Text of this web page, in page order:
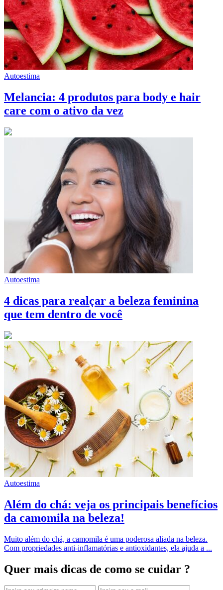
Autoestima
Melancia: 4 produtos para body e hair
care com o ativo da vez
Autoestima
4 dicas para realçar a beleza feminina
que tem dentro de você
Autoestima
Além do chá: veja os principais benefícios
da camomila na beleza!
Muito além do chá, a camomila é uma poderosa aliada na beleza.
Com propriedades anti-inflamatórias e antioxidantes, ela ajuda a ...
Quer mais dicas de como se cuidar ?